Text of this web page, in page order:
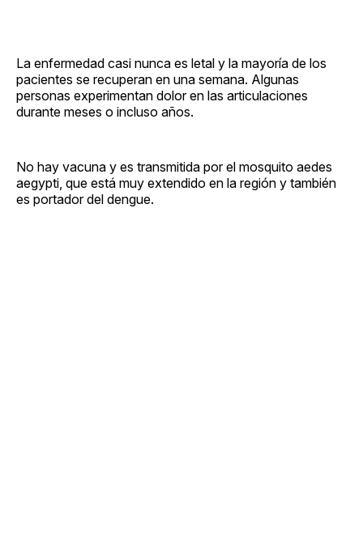
La enfermedad casi nunca es letal y la mayoría de los
pacientes se recuperan en una semana. Algunas
personas experimentan dolor en las articulaciones
durante meses o incluso años.
No hay vacuna y es transmitida por el mosquito aedes
aegypti, que está muy extendido en la región y también
es portador del dengue.